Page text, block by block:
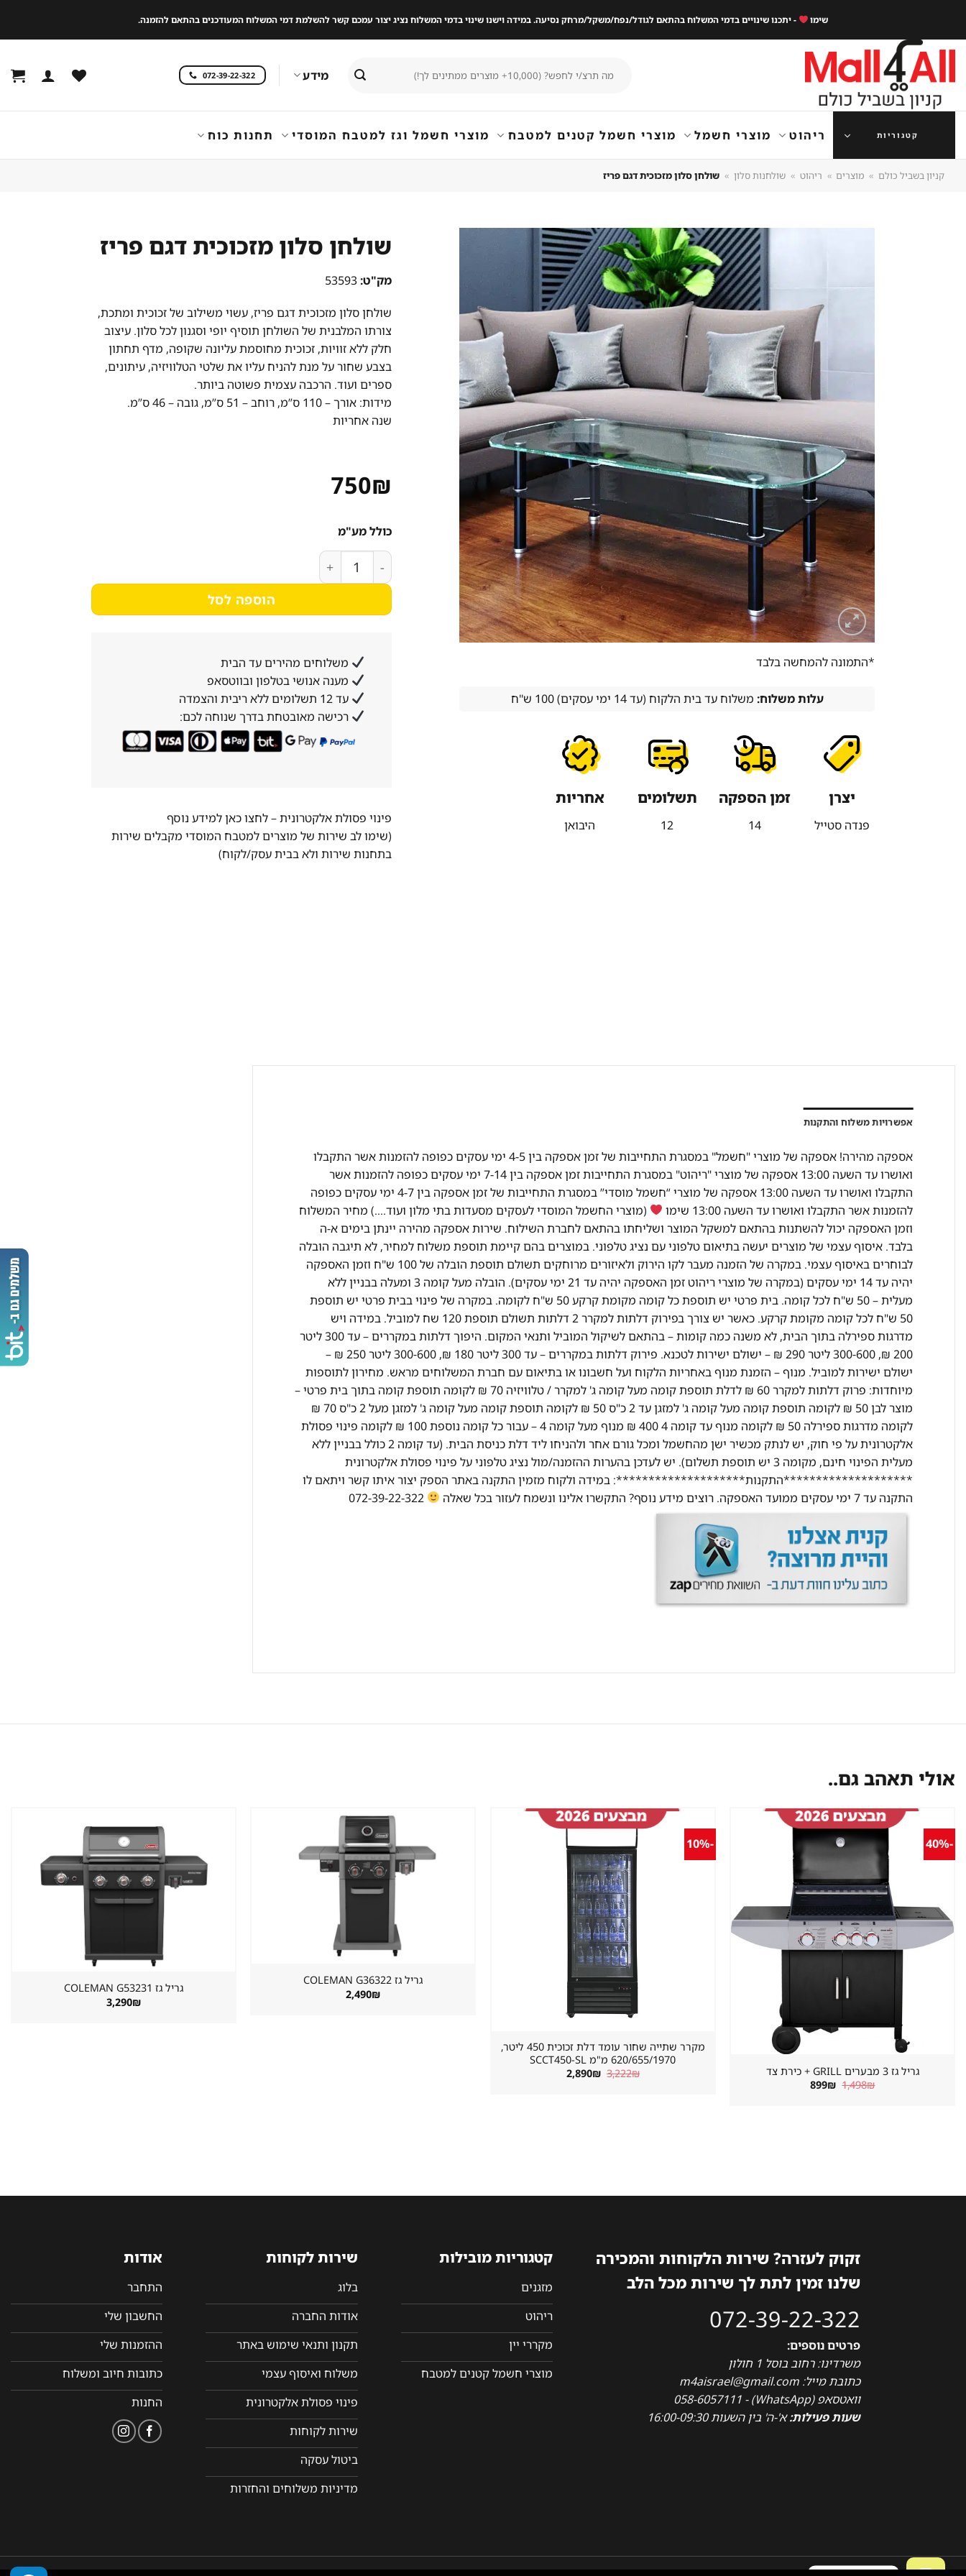
content
שימו - יתכנו שינויים בדמי המשלוח בהתאם לגודל/נפח/משקל/מרחק נסיעה. במידה וישנו שינוי בדמי המשלוח נציג יצור עמכם קשר להשלמת דמי המשלוח המעודכנים בהתאם להזמנה.
עבור:
מידע 072-39-22-322
קטגוריות ריהוט מוצרי חשמל מוצרי חשמל קטנים למטבח מוצרי חשמל וגז למטבח המוסדי תחנות כוח
קניון בשביל כולם » מוצרים » ריהוט » שולחנות סלון » שולחן סלון מזכוכית דגם פריז
מוצר
במועדפים
*התמונה להמחשה בלבד
עלות משלוח: משלוח עד בית הלקוח (עד 14 ימי עסקים) 100 ש''ח
יצרן
פנדה סטייל
זמן הספקה
14
תשלומים
12
אחריות
היבואן
שולחן סלון מזכוכית דגם פריז
מק"ט:
שולחן סלון מזכוכית דגם פריז, עשוי משילוב של זכוכית ומתכת,
צורתו המלבנית של השולחן תוסיף יופי וסגנון לכל סלון. עיצוב
חלק ללא זוויות, זכוכית מחוסמת עליונה שקופה, מדף תחתון
בצבע שחור על מנת להניח עליו את שלטי הטלוויזיה, עיתונים,
ספרים ועוד. הרכבה עצמית פשוטה ביותר.
מידות: אורך – 110 ס”מ, רוחב – 51 ס”מ, גובה – 46 ס”מ.
שנה אחריות
750₪
כולל מע"מ
כמות של שולחן סלון מזכוכית דגם פריז
הוספה לסל
משלוחים מהירים עד הבית
מענה אנושי בטלפון ובווטסאפ
עד 12 תשלומים ללא ריבית והצמדה
רכישה מאובטחת בדרך שנוחה לכם:
פינוי פסולת אלקטרונית –לחצו כאן למידע נוסף
(שימו לב שירות של מוצרים למטבח המוסדי מקבלים שירות
בתחנות שירות ולא בבית עסק/לקוח)
אפשרויות משלוח והתקנות
אספקה מהירה! אספקה של מוצרי "חשמל" במסגרת התחייבות של זמן אספקה בין 4-5 ימי עסקים כפופה להזמנות אשר התקבלו
ואושרו עד השעה 13:00 אספקה של מוצרי "ריהוט" במסגרת התחייבות זמן אספקה בין 7-14 ימי עסקים כפופה להזמנות אשר
התקבלו ואושרו עד השעה 13:00 אספקה של מוצרי “חשמל מוסדי” במסגרת התחייבות של זמן אספקה בין 4-7 ימי עסקים כפופה
להזמנות אשר התקבלו ואושרו עד השעה 13:00 שימו
(מוצרי החשמל המוסדי לעסקים מסעדות בתי מלון ועוד….) מחיר המשלוח
וזמן האספקה יכול להשתנות בהתאם למשקל המוצר ושליחתו בהתאם לחברת השילוח. שירות אספקה מהירה יינתן בימים א-ה
בלבד. איסוף עצמי של מוצרים יעשה בתיאום טלפוני עם נציג טלפוני. במוצרים בהם קיימת תוספת משלוח למחיר, לא תיגבה הובלה
לבוחרים באיסוף עצמי. במקרה של הזמנה מעבר לקו הירוק ולאיזורים מרוחקים תשולם תוספת הובלה של 100 ש"ח וזמן האספקה
יהיה עד 14 ימי עסקים (במקרה של מוצרי ריהוט זמן האספקה יהיה עד 21 ימי עסקים). הובלה מעל קומה 3 ומעלה בבניין ללא
מעלית – 50 ש"ח לכל קומה. בית פרטי יש תוספת כל קומה מקומת קרקע 50 ש"ח לקומה. במקרה של פינוי בבית פרטי יש תוספת
50 ש"ח לכל קומה מקומת קרקע. כאשר יש צורך בפירוק דלתות למקרר 2 דלתות תשולם תוספת 120 שח למוביל. במידה ויש
מדרגות ספירלה בתוך הבית, לא משנה כמה קומות – בהתאם לשיקול המוביל ותנאי המקום. היפוך דלתות במקררים – עד 300 ליטר
200 ₪, 300-600 ליטר 290 ₪ – ישולם ישירות לטכנא. פירוק דלתות במקררים – עד 300 ליטר 180 ₪, 300-600 ליטר 250 ₪ –
ישולם ישירות למוביל. מנוף – הזמנת מנוף באחריות הלקוח ועל חשבונו או בתיאום עם חברת המשלוחים מראש. מחירון לתוספות
מיוחדות: פרוק דלתות למקרר 60 ₪ לדלת תוספת קומה מעל קומה ג' למקרר / טלוויזיה 70 ₪ לקומה תוספת קומה בתוך בית פרטי –
מוצר לבן 50 ₪ לקומה תוספת קומה מעל קומה ג' למזגן עד 2 כ"ס 50 ₪ לקומה תוספת קומה מעל קומה ג' למזגן מעל 2 כ"ס 70 ₪
לקומה מדרגות ספירלה 50 ₪ לקומה מנוף עד קומה 4 400 ₪ מנוף מעל קומה 4 – עבור כל קומה נוספת 100 ₪ לקומה פינוי פסולת
אלקטרונית על פי חוק, יש לנתק מכשיר ישן מהחשמל ומכל גורם אחר ולהניחו ליד דלת כניסת הבית. (עד קומה 2 כולל בבניין ללא
מעלית הפינוי חינם, מקומה 3 יש תוספת תשלום). יש לעדכן בהערות ההזמנה/מול נציג טלפוני על פינוי פסולת אלקטרונית
********************התקנות********************: במידה ולקוח מזמין התקנה באתר הספק יצור איתו קשר ויתאם לו
התקנה עד 7 ימי עסקים ממועד האספקה. רוצים מידע נוסף? התקשרו אלינו ונשמח לעזור בכל שאלה
אולי תאהב גם..
-40%
גריל גז 3 מבערים GRILL + כירת צד
1,498₪ המחיר
המקורי
899₪ המחיר
-10%
מקרר שתייה שחור עומד דלת זכוכית 450 ליטר,
620/655/1970 מ"מ SCCT450-SL
3,222₪ המחיר
המקורי
2,890₪ המחיר
גריל גז ⁦COLEMAN G36322⁩
2,490₪
גריל גז ⁦COLEMAN G53231⁩
3,290₪
זקוק לעזרה? שירות הלקוחות והמכירה
שלנו זמין לתת לך שירות מכל הלב
072-39-22-322
פרטים נוספים:
משרדינו: רחוב בוסל 1 חולון
כתובת מייל: m4aisrael@gmail.com
וואטסאפ (WhatsApp) - 058-6057111
שעות פעילות:א'-ה' בין השעות 16:00-09:30
קטגוריות מובילות
מזגנים
ריהוט
מקררי יין
מוצרי חשמל קטנים למטבח
שירות לקוחות
בלוג
אודות החברה
תקנון ותנאי שימוש באתר
משלוח ואיסוף עצמי
פינוי פסולת אלקטרונית
שירות לקוחות
ביטול עסקה
מדיניות משלוחים והחזרות
אודות
התחבר
החשבון שלי
ההזמנות שלי
כתובות חיוב ומשלוח
החנות